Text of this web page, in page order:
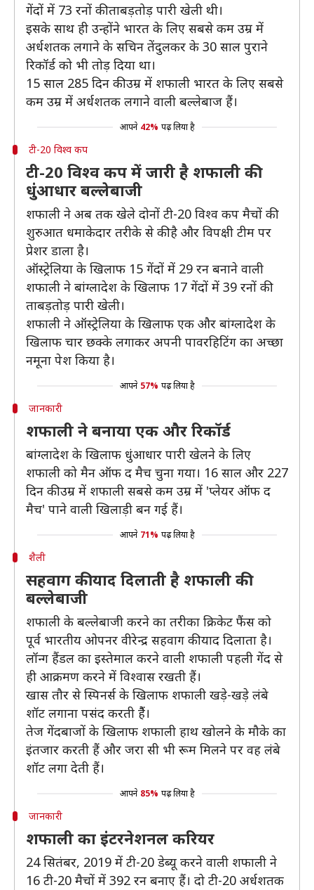
गेंदों में 73 रनों की ताबड़तोड़ पारी खेली थी।
इसके साथ ही उन्होंने भारत के लिए सबसे कम उम्र में
अर्धशतक लगाने के सचिन तेंदुलकर के 30 साल पुराने
रिकॉर्ड को भी तोड़ दिया था।
15 साल 285 दिन की उम्र में शफाली भारत के लिए सबसे
कम उम्र में अर्धशतक लगाने वाली बल्लेबाज हैं।
आपने 42% पढ़ लिया है
टी-20 विश्व कप
टी-20 विश्व कप में जारी है शफाली की
धुंआधार बल्लेबाजी
शफाली ने अब तक खेले दोनों टी-20 विश्व कप मैचों की
शुरुआत धमाकेदार तरीके से की है और विपक्षी टीम पर
प्रेशर डाला है।
ऑस्ट्रेलिया के खिलाफ 15 गेंदों में 29 रन बनाने वाली
शफाली ने बांग्लादेश के खिलाफ 17 गेंदों में 39 रनों की
ताबड़तोड़ पारी खेली।
शफाली ने ऑस्ट्रेलिया के खिलाफ एक और बांग्लादेश के
खिलाफ चार छक्के लगाकर अपनी पावरहिटिंग का अच्छा
नमूना पेश किया है।
आपने 57% पढ़ लिया है
जानकारी
शफाली ने बनाया एक और रिकॉर्ड
बांग्लादेश के खिलाफ धुंआधार पारी खेलने के लिए
शफाली को मैन ऑफ द मैच चुना गया। 16 साल और 227
दिन की उम्र में शफाली सबसे कम उम्र में 'प्लेयर ऑफ द
मैच' पाने वाली खिलाड़ी बन गई हैं।
आपने 71% पढ़ लिया है
शैली
सहवाग की याद दिलाती है शफाली की
बल्लेबाजी
शफाली के बल्लेबाजी करने का तरीका क्रिकेट फैंस को
पूर्व भारतीय ओपनर वीरेन्द्र सहवाग की याद दिलाता है।
लॉन्ग हैंडल का इस्तेमाल करने वाली शफाली पहली गेंद से
ही आक्रमण करने में विश्वास रखती हैं।
खास तौर से स्पिनर्स के खिलाफ शफाली खड़े-खड़े लंबे
शॉट लगाना पसंद करती हैैं।
तेज गेंदबाजों के खिलाफ शफाली हाथ खोलने के मौके का
इंतजार करती हैं और जरा सी भी रूम मिलने पर वह लंबे
शॉट लगा देती हैं।
आपने 85% पढ़ लिया है
जानकारी
शफाली का इंटरनेशनल करियर
24 सितंबर, 2019 में टी-20 डेब्यू करने वाली शफाली ने
16 टी-20 मैचों में 392 रन बनाए हैं। दो टी-20 अर्धशतक